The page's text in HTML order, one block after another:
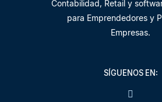
Contabilidad, Retail y
para Emprendedores y
Empresas.
SÍGUENOS EN: